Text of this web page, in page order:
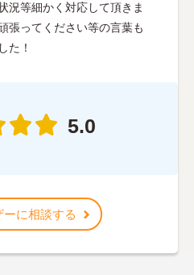
況等細かく対応して頂きま
張ってください等の言葉も
た！
5.0
ーに相談する